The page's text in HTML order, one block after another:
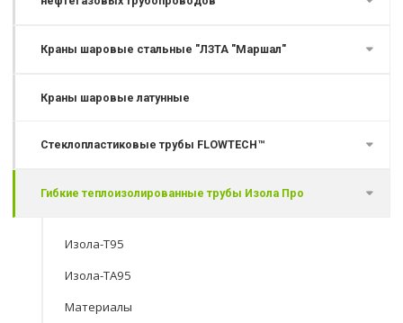
Краны шаровые стальные "ЛЗТА "Маршал"
Краны шаровые латунные
Стеклопластиковые трубы FLOWTECH™
Гибкие теплоизолированные трубы Изола Про
Изола-Т95
Изола-ТА95
Материалы